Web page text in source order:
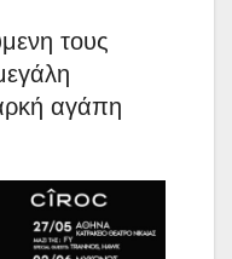
τους
αγάπη